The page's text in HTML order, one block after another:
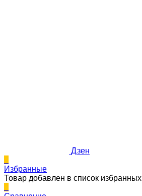
Дзен
Избранные
Товар добавлен в список избранных